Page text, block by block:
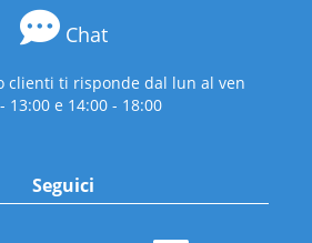
Chat
clienti ti risponde dal lun al ven
13:00 e 14:00 - 18:00
Seguici